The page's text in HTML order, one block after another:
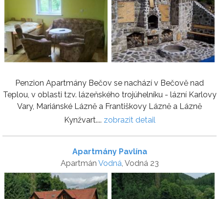
Penzion Apartmány Bečov se nachází v Bečově nad
Teplou, v oblasti tzv. lázeňského trojúhelníku - lázní Karlovy
Vary, Mariánské Lázně a Františkovy Lázně a Lázně
Kynžvart.... zobrazit detail
Apartmány Pavlína
Apartmán Vodná , Vodná 23